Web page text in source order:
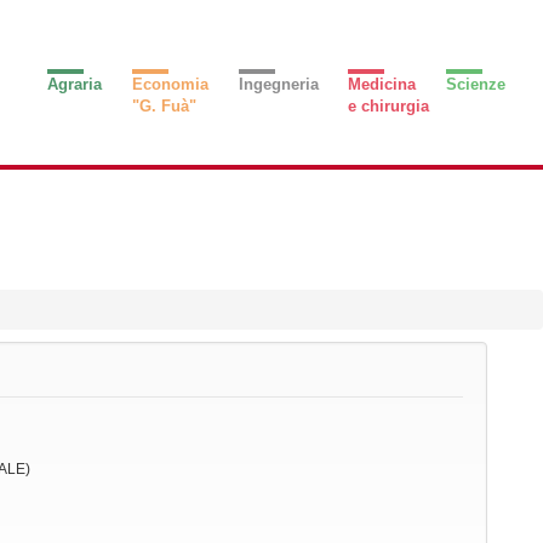
Agraria
Economia
"G. Fuà"
Ingegneria
Medicina
e chirurgia
Scienze